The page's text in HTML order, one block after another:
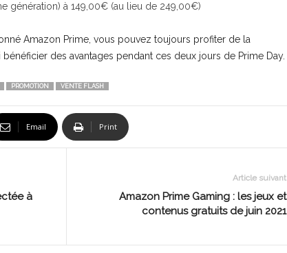
génération) à 149,00€ (au lieu de 249,00€)
Amazon Prime, vous pouvez toujours profiter de la
des avantages pendant ces deux jours de Prime Day.
PROMOTION VENTE FLASH
Email Print
à
Article suivant
Amazon Prime Gaming : les jeux et
contenus gratuits de juin 2021